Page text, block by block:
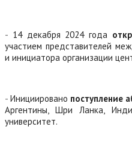
- 14 декабря 2024 года
участием представителей
и инициатора организации
- Инициировано поступление
Аргентины, Шри Ланка,
университет.